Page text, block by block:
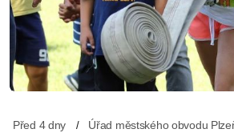
Před 4 dny Úřad městského obvodu